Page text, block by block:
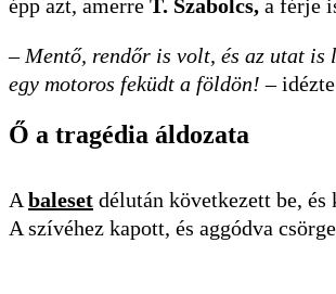
épp azt, amerre T. Szabolcs, a férje
– Mentő, rendőr is volt, és az utat
egy motoros feküdt a földön! –idézte
Ő a tragédia áldozata
A baleset délután következett be,
A szívéhez kapott, és aggódva